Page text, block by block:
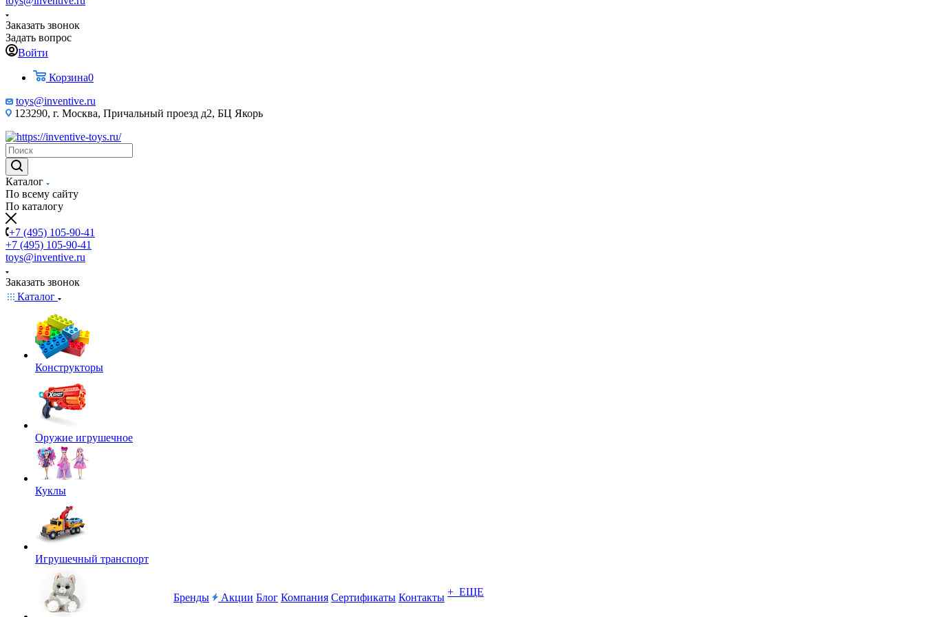
Заказать звонок
Задать вопрос
Войти
Корзина0
toys@inventive.ru
123290, г. Москва, Причальный проезд д2, БЦ Якорь
Каталог
По всему сайту
По каталогу
+7 (495) 105-90-41
+7 (495) 105-90-41
toys@inventive.ru
Заказать звонок
Каталог
Конструкторы
Оружие игрушечное
Куклы
Игрушечный транспорт
Бренды Акции Блог Компания Сертификаты Контакты + ЕЩЕ